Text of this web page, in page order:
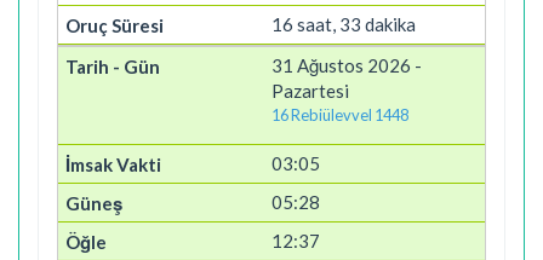
16 saat, 33 dakika
31 Ağustos 2026 -
Pazartesi
16 Rebiülevvel 1448
03:05
05:28
12:37